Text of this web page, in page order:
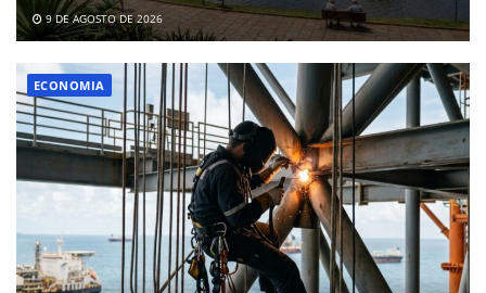
9 DE AGOSTO DE 2026
ECONOMIA